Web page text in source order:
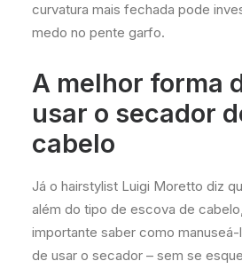
curvatura mais fechada pode
medo no pente garfo.
A melhor forma
usar o secador
cabelo
Já o hairstylist Luigi Moretto diz
além do tipo de escova de
importante saber como manuseá-
de usar o secador – sem se